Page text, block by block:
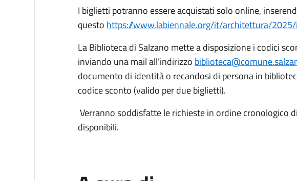
I biglietti potranno essere acquistati solo online,
questo https://www.labiennale.org/it/architettura/
La Biblioteca di Salzano mette a disposizione i codici
inviando una mail all’indirizzo
documento di identità o recandosi di persona in
codice sconto (valido per due biglietti).
Verranno soddisfatte le richieste in ordine cronologico
disponibili.